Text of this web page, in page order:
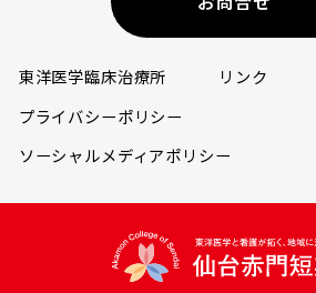
東洋医学臨床治療所 リンク
プライバシーポリシー
ソーシャルメディアポリシー